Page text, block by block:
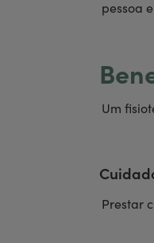
pessoa
Um
Prestar